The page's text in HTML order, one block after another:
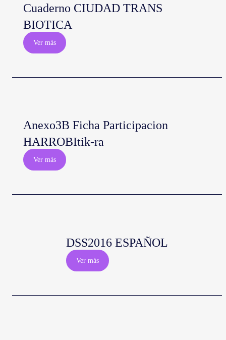
Cuaderno CIUDAD TRANS
BIOTICA
Ver más
Anexo3B Ficha Participacion
HARROBItik-ra
Ver más
DSS2016 ESPAÑOL
Ver más